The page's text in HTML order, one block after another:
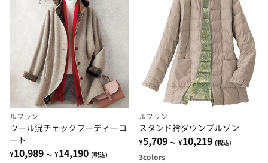
ルフラン
ウール混チェックフーディーコ
ート
¥10,989 ～ ¥14,190 (税込)
ルフラン
スタンド衿ダウンブルゾン
¥5,709 ～ ¥10,219 (税込)
3colors